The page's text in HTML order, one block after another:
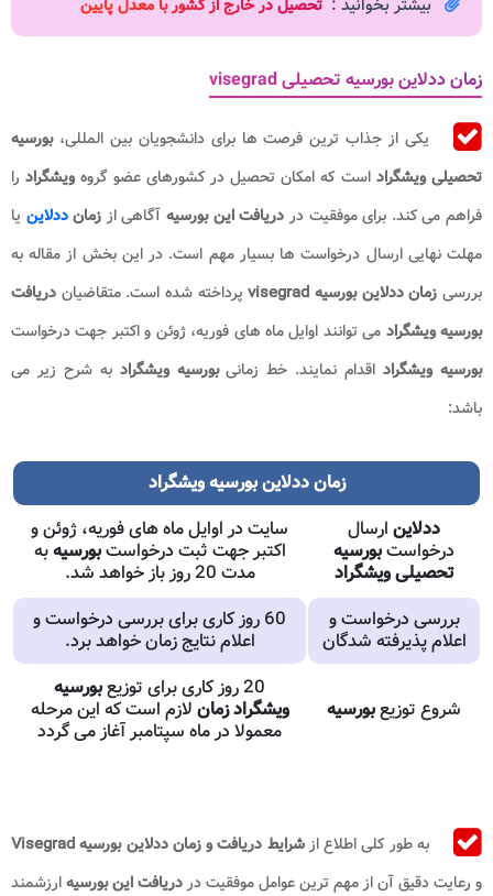
تحصیل در خارج از کشور با معدل پایین
زمان ددلاین بورسیه تحصیلی visegrad
یکی از جذاب ‌ترین فرصت‌ ها برای دانشجویان بین‌ المللی،بورسیه
تحصیلی ویشگراد است که امکان تحصیل در کشورهای عضو گروه ویشگرادرا
فراهم می‌ کند. برای موفقیت در دریافت این بورسیهآگاهی از زمانددلاین یا
مهلت نهایی ارسال درخواست ‌ها بسیار مهم است. در این بخش از مقاله به
بررسی زمان ددلاین بورسیه visegrad پرداخته شده است. متقاضیان دریافت
بورسیه ویشگراد می توانند اوایل ماه های فوریه، ژوئن و اکتبر جهت درخواست
بورسیه ویشگراداقدام نمایند. خط زمانیبورسیه ویشگراد به شرح زیر می
باشد:
زمان ددلاین بورسیه ویشگراد
ددلاین ارسال
درخواستبورسیه
تحصیلی ویشگراد
سایت در اوایل ماه های فوریه، ژوئن و
اکتبر جهت ثبت درخواستبورسیهبه
مدت 20 روز باز خواهد شد.
بررسی درخواست و
اعلام پذیرفته شدگان
60 روز کاری برای بررسی درخواست و
اعلام نتایج زمان خواهد برد.
شروع توزیعبورسیه
20 روز کاری برای توزیع
بورسیه
ویشگراد زمان لازم است که این مرحله
معمولا در ماه سپتامبر آغاز می گردد
به طور کلی اطلاع ازشرایط دریافت و زمان ددلاین بورسیه Visegrad
و رعایت دقیق آن از مهم‌ ترین عوامل موفقیت دردریافت این بورسیهارزشمند